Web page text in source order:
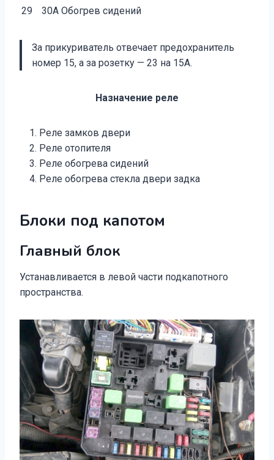
29
30А Обогрев сидений
За прикуриватель отвечает предохранитель
номер 15, а за розетку — 23 на 15А.
Назначение реле
Реле замков двери
Реле отопителя
Реле обогрева сидений
Реле обогрева стекла двери задка
Блоки под капотом
Главный блок
Устанавливается в левой части подкапотного
пространства.